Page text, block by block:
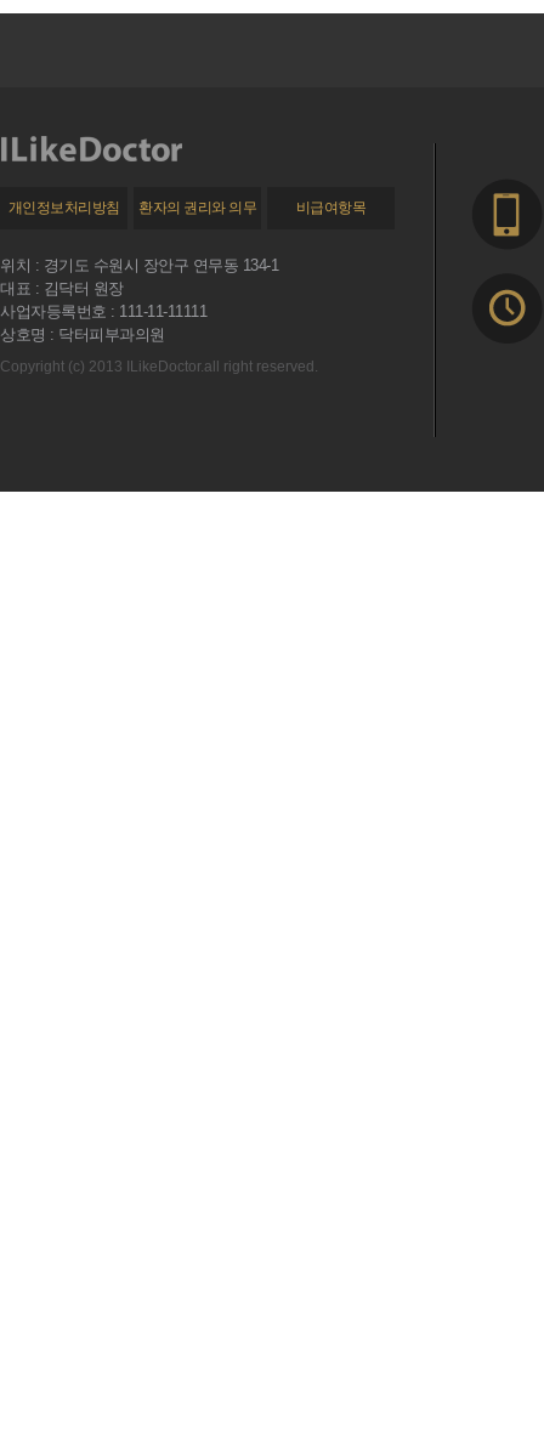
개인정보처리방침 환자의 권리와 의무 비급여항목
위치 : 경기도 수원시 장안구 연무동 134-1
대표 : 김닥터 원장
사업자등록번호 : 111-11-11111
상호명 : 닥터피부과의원
Copyright (c) 2013 ILikeDoctor.all right reserved.